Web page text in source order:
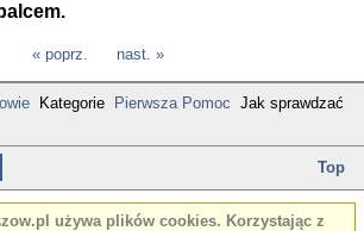
« poprz. nast. »
Kategorie Pierwsza Pomoc Jak sprawdzać
Top
używa plików cookies. Korzystając z